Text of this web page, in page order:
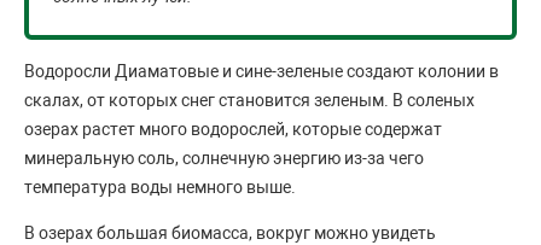
Водоросли Диаматовые и сине-зеленые создают колонии в
скалах, от которых снег становится зеленым. В соленых
озерах растет много водорослей, которые содержат
минеральную соль, солнечную энергию из-за чего
температура воды немного выше.
В озерах большая биомасса, вокруг можно увидеть